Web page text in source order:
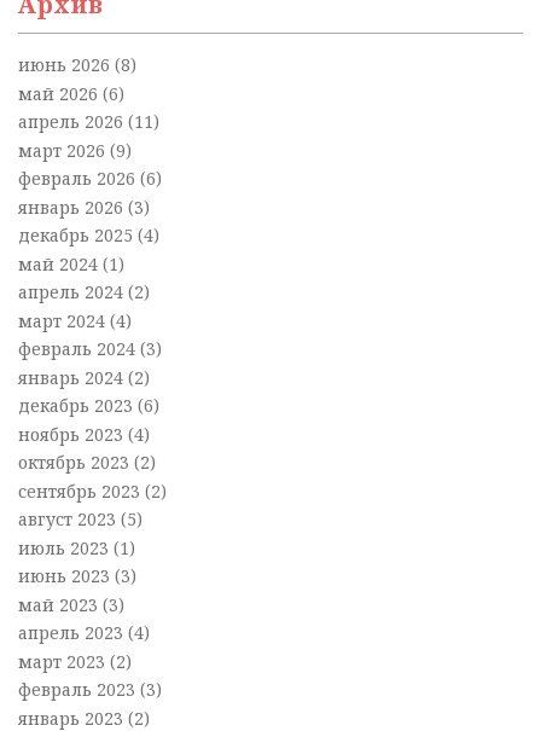
июнь 2026 (8)
май 2026 (6)
апрель 2026 (11)
март 2026 (9)
февраль 2026 (6)
январь 2026 (3)
декабрь 2025 (4)
май 2024 (1)
апрель 2024 (2)
март 2024 (4)
февраль 2024 (3)
январь 2024 (2)
декабрь 2023 (6)
ноябрь 2023 (4)
октябрь 2023 (2)
сентябрь 2023 (2)
август 2023 (5)
июль 2023 (1)
июнь 2023 (3)
май 2023 (3)
апрель 2023 (4)
март 2023 (2)
февраль 2023 (3)
январь 2023 (2)